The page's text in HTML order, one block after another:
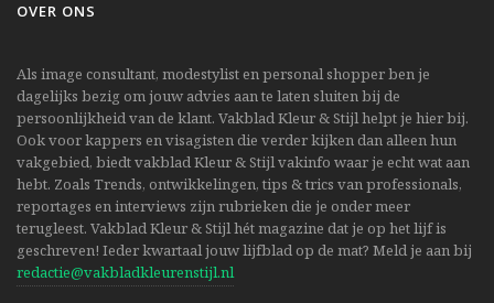
OVER ONS
Als image consultant, modestylist en personal shopper ben je
dagelijks bezig om jouw advies aan te laten sluiten bij de
persoonlijkheid van de klant. Vakblad Kleur & Stijl helpt je hier bij.
Ook voor kappers en visagisten die verder kijken dan alleen hun
vakgebied, biedt vakblad Kleur & Stijl vakinfo waar je echt wat aan
hebt. Zoals Trends, ontwikkelingen, tips & trics van professionals,
reportages en interviews zijn rubrieken die je onder meer
terugleest. Vakblad Kleur & Stijl hét magazine dat je op het lijf is
geschreven! Ieder kwartaal jouw lijfblad op de mat? Meld je aan bij
redactie@vakbladkleurenstijl.nl